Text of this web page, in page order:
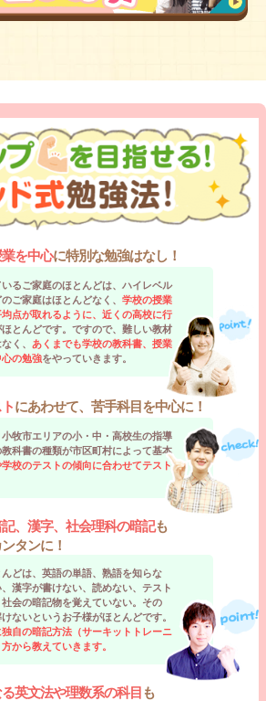
を中心に特別な勉強はなし！
るご家庭のほとんどは、ハイレベル
ご家庭はほとんどなく、 学校の授業
点が取れるように、近くの高校に行
とんどです。ですので、難しい教材
く、 あくまでも学校の教科書、授業
の勉強をやっていきます。
にあわせて、苦手科目を中心に！
牧市エリアの小・中・高校生の指導
科書の種類が市区町村によって基本
校のテストの傾向に合わせてテスト
、漢字、社会理科の暗記も
タンに！
どは、英語の単語、熟語を知らな
漢字が書けない、読めない、テスト
会の暗記物を覚えていない。その
ないというお子様がほとんどです。
自の暗記方法（サーキットトレーニ
から教えていきます。
英文法や理数系の科目 も